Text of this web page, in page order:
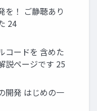
を！ ご静聴あり
24
コードを 含めた
説ページです 25
開発 はじめの⼀